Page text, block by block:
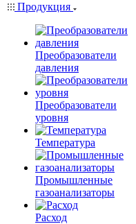
Продукция
Преобразователи
давления
Преобразователи
уровня
Температура
Промышленные
газоанализаторы
Расход